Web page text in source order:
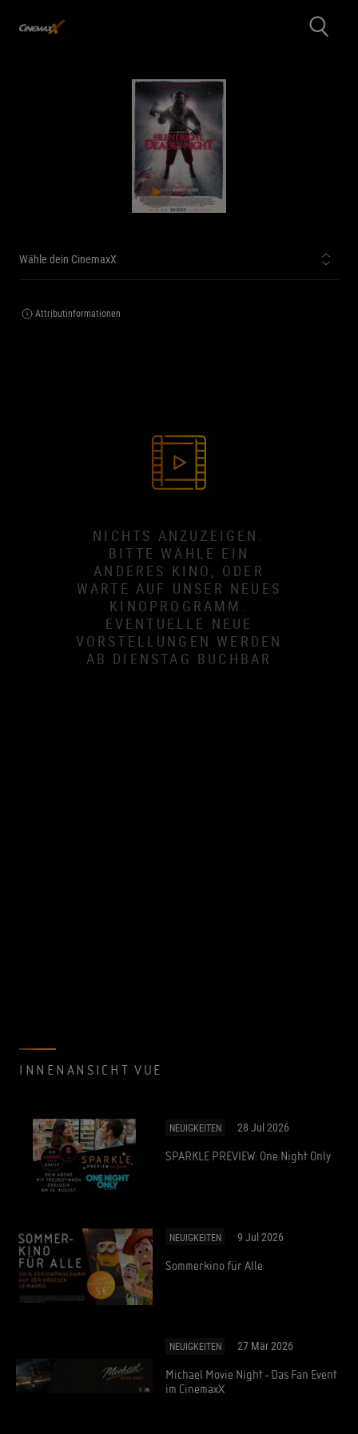
Wähle dein CinemaxX
Attributinformationen
NICHTS ANZUZEIGEN.
BITTE WÄHLE EIN
ANDERES KINO, ODER
WARTE AUF UNSER NEUES
KINOPROGRAMM.
EVENTUELLE NEUE
VORSTELLUNGEN WERDEN
AB DIENSTAG BUCHBAR
INNENANSICHT VUE
NEUIGKEITEN 28 Jul 2026
SPARKLE PREVIEW: One Night Only
NEUIGKEITEN 9 Jul 2026
Sommerkino für Alle
NEUIGKEITEN 27 Mär 2026
Michael Movie Night - Das Fan Event
im CinemaxX